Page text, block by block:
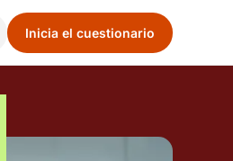
Inicia el cuestionario